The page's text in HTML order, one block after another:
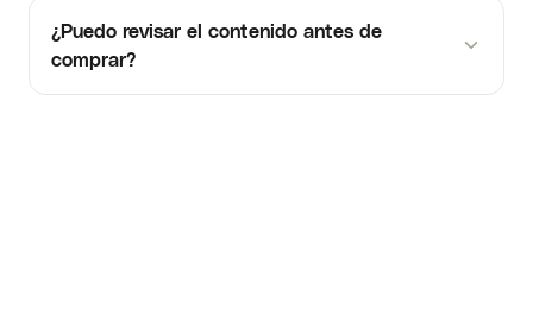
¿Puedo revisar el contenido antes de
comprar?